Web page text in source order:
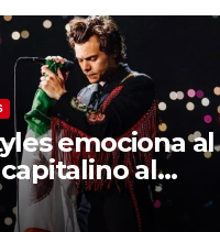
emociona al
al
“Cielito
concierto en la